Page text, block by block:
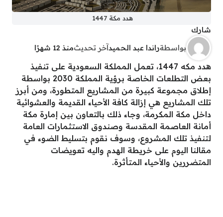
هدد مكة 1447
شارك
بواسطةراندا عبد الحميدآخر تحديثمنذ 12 شهرًا
هدد مكه 1447، تعمل المملكة السعودية على تنفيذ
بعض التطلعات الخاصة برؤية المملكة 2030 بواسطة
إطلاق مجموعة كبيرة من المشاريع المتطورة، ومن أبرز
تلك المشاريع هي إزالة كافة الأحياء القديمة والعشوائية
داخل مكة المكرمة، وجاء ذلك بالتعاون بين إمارة مكة
أمانة العاصمة المقدسة وصندوق الاستثمارات العامة
لتنفيذ تلك المشروع، وسوف نقوم بتسليط الضوء في
مقالنا اليوم على خريطة الهدم واليه تعويضات
المتضررين والأحياء المتأثرة.